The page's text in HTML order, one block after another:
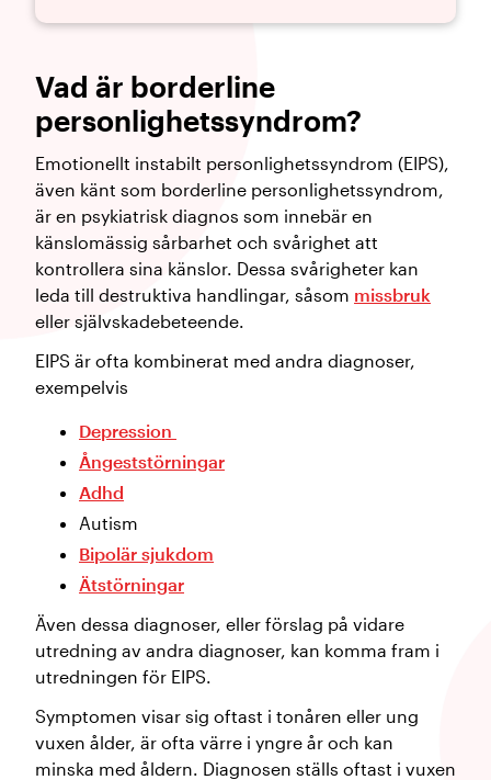
Vad är borderline
personlighetssyndrom?
Emotionellt instabilt personlighetssyndrom (EIPS),
även känt som borderline personlighetssyndrom,
är en psykiatrisk diagnos som innebär en
känslomässig sårbarhet och svårighet att
kontrollera sina känslor. Dessa svårigheter kan
leda till destruktiva handlingar, såsom missbruk
eller självskadebeteende.
EIPS är ofta kombinerat med andra diagnoser,
exempelvis
Depression
Ångeststörningar
Adhd
Autism
Bipolär sjukdom
Ätstörningar
Även dessa diagnoser, eller förslag på vidare
utredning av andra diagnoser, kan komma fram i
utredningen för EIPS.
Symptomen visar sig oftast i tonåren eller ung
vuxen ålder, är ofta värre i yngre år och kan
minska med åldern. Diagnosen ställs oftast i vuxen